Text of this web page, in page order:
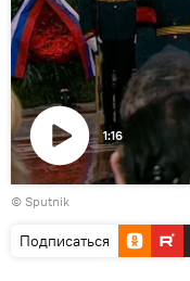
Воспроизвести
видео
1:16
© Sputnik
Подписаться